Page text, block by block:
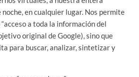
noche, en cualquier lugar. Nos permite
a toda la información del
original de Google), sino que
para buscar, analizar, sintetizar y